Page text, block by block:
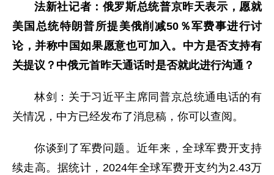
法新社记者：俄罗斯总统普京昨天表示，愿就
美国总统特朗普所提美俄削减50％军费事进行讨
论，并称中国如果愿意也可加入。中方是否支持有
关提议？中俄元首昨天通话时是否就此进行沟通？
林剑：关于习近平主席同普京总统通电话的有
关情况，中方已经发布了消息稿，你可以查阅。
你谈到了军费问题。近年来，全球军费开支持
续走高。据统计，2024年全球军费开支约为2.43万